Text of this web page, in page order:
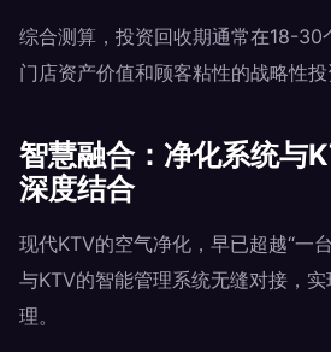
综合测算，投资回收期通常在18-30
门店资产价值和顾客粘性的战略性投
智慧融合：净化系统与
深度结合
现代KTV的空气净化，早已超越“一
与KTV的智能管理系统无缝对接，
理。